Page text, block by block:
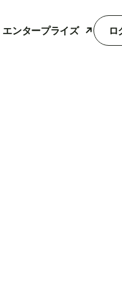
エンタープライズ ロ